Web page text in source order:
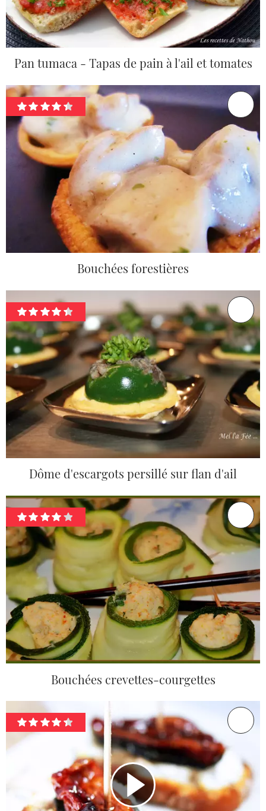
Pan tumaca - Tapas de pain à l'ail et tomates
Bouchées forestières
Dôme d'escargots persillé sur flan d'ail
Bouchées crevettes-courgettes